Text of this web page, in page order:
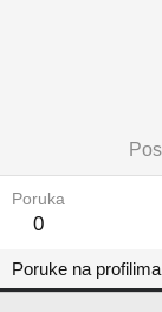
Poruka
0
Poruke na profilima